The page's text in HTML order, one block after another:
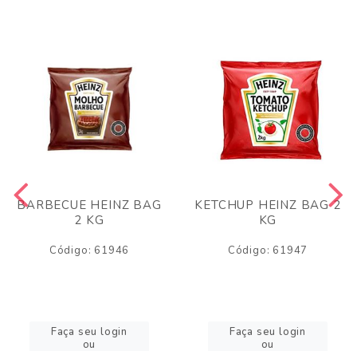
BARBECUE HEINZ BAG
2 KG
Código: 61946
Faça seu login
ou
KETCHUP HEINZ BAG 2
KG
Código: 61947
Faça seu login
ou